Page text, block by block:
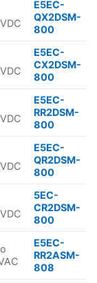
E5EC-
QX2DSM-
800
E5EC-
CX2DSM-
800
E5EC-
RR2DSM-
800
E5EC-
QR2DSM-
800
5EC-
CR2DSM-
800
E5EC-
RR2ASM-
808